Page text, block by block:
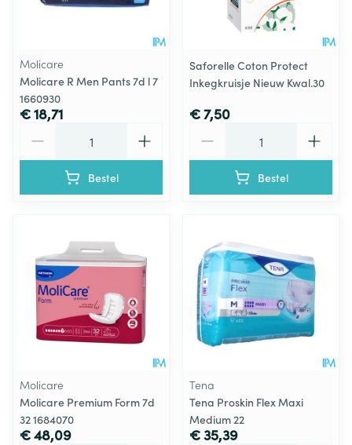
Molicare
Molicare R Men Pants 7d l 7
1660930
€ 18,71
Bestel
Saforelle Coton Protect
Inkegkruisje Nieuw Kwal.30
€ 7,50
Bestel
Molicare
Molicare Premium Form 7d
32 1684070
€ 48,09
Tena
Tena Proskin Flex Maxi
Medium 22
€ 35,39